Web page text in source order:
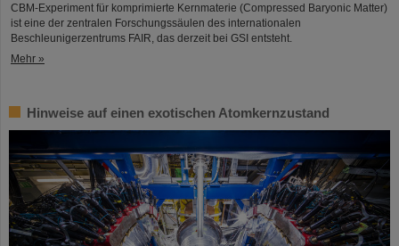
CBM-Experiment für komprimierte Kernmaterie (Compressed Baryonic Matter)
ist eine der zentralen Forschungssäulen des internationalen
Beschleunigerzentrums FAIR, das derzeit bei GSI entsteht.
Mehr »
Hinweise auf einen exotischen Atomkernzustand